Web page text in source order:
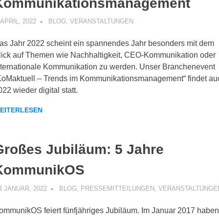
2022 KOMMUNIKOS
BLOG, VERANSTALTUNGEN
Jahr 2022 scheint ein spannendes Jahr besonders mit dem
auf Themen wie Nachhaltigkeit, CEO-Kommunikation oder
Kommunikation zu werden. Unser Branchenevent
– Trends im Kommunikationsmanagement“ findet
wieder digital statt.
Jubiläum: 5 Jahre
JANUAR, 2022 KOMMUNIKOS
BLOG PRESSEMITTEILUNGEN
feiert fünfjähriges Jubiläum. Im Januar 2017 haben